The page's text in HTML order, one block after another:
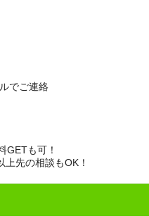
でご連絡
GETも可！
先の相談もOK！